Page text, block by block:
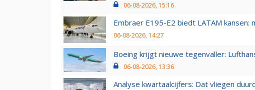
06-08-2026, 15:16
Embraer E195-E2 biedt LATAM
06-08-2026, 14:27
Boeing krijgt nieuwe tegenvaller:
06-08-2026, 13:36
Analyse kwartaalcijfers: Dat vliegen